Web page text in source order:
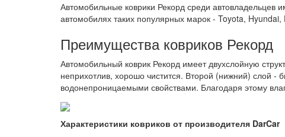
Автомобильные коврики Рекорд среди автовладельцев
автомобилях таких популярных марок - Toyota,
Преимущества ковриков Рекорд
Автомобильный коврик Рекорд имеет двухслойную
неприхотлив, хорошо чистится. Второй (нижний) слой -
водонепроницаемыми свойствами. Благодаря этому
Характеристики ковриков от производителя DarCar